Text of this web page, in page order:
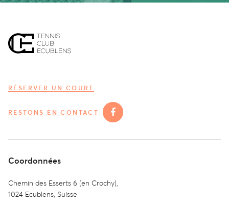
RÉSERVER UN COURT
RESTONS EN CONTACT
Coordonnées
Chemin des Esserts 6 (en Crochy),
1024 Ecublens, Suisse